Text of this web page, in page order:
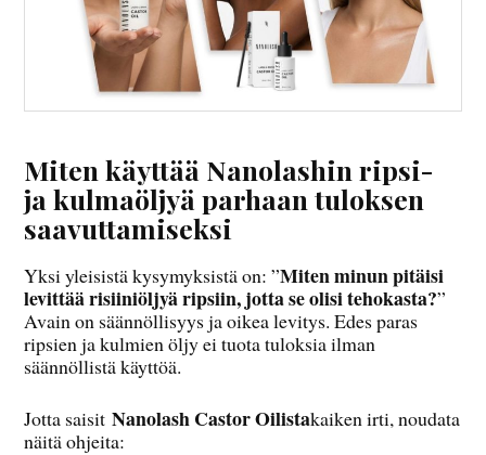
Miten käyttää Nanolashin ripsi-
ja kulmaöljyä parhaan tuloksen
saavuttamiseksi
Yksi yleisistä kysymyksistä on: ”Miten minun pitäisi
levittää risiiniöljyä ripsiin, jotta se olisi tehokasta?”
Avain on säännöllisyys ja oikea levitys. Edes paras
ripsien ja kulmien öljy ei tuota tuloksia ilman
säännöllistä käyttöä.
Jotta saisitNanolash Castor Oilistakaiken irti, noudata
näitä ohjeita: